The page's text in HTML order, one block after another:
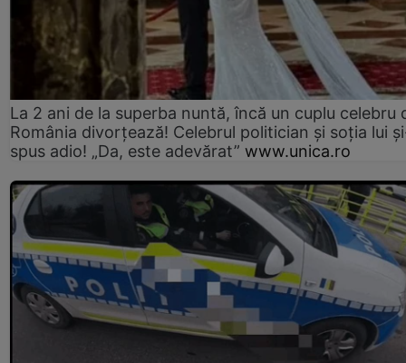
La 2 ani de la superba nuntă, încă un cuplu celebru
România divorțează! Celebrul politician și soția lui
spus adio! „Da, este adevărat” www.unica.ro